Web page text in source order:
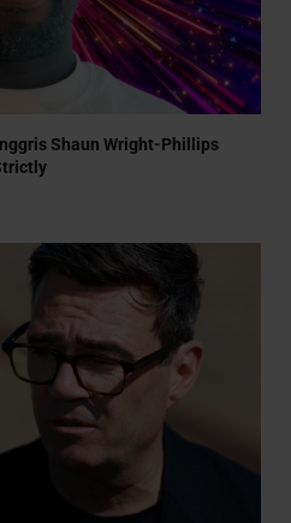
Shaun Wright-Phillips